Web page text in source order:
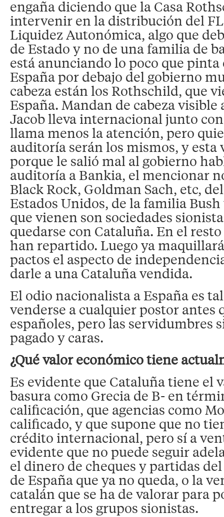
engaña diciendo que la Casa
intervenir en la distribución del
Liquidez Autonómica, algo que
de Estado y no de una familia de
está anunciando lo poco que pinta
España por debajo del gobierno
cabeza están los Rothschild, que
España. Mandan de cabeza visible
Jacob lleva internacional junto
llama menos la atención, pero
auditoría serán los mismos, y esta
porque le salió mal al gobierno
auditoría a Bankia, el mencionar
Black Rock, Goldman Sach, etc,
Estados Unidos, de la familia
que vienen son sociedades
quedarse con Cataluña. En el resto
han repartido. Luego ya
pactos el aspecto de
darle a una Cataluña vendida.
El odio nacionalista a España es
venderse a cualquier postor antes
españoles, pero las servidumbres
pagado y caras.
¿Qué valor económico tiene
Es evidente que Cataluña tiene el
basura como Grecia de B- en
calificación, que agencias como
calificado, y que supone que no
crédito internacional, pero sí a
evidente que no puede seguir
el dinero de cheques y partidas
de España que ya no queda, o la
catalán que se ha de valorar para
entregar a los grupos sionistas.